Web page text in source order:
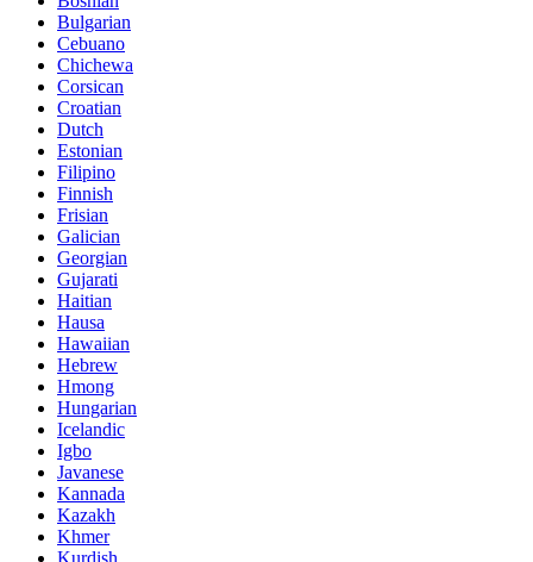
Bulgarian
Cebuano
Chichewa
Corsican
Croatian
Dutch
Estonian
Filipino
Finnish
Frisian
Galician
Georgian
Gujarati
Haitian
Hausa
Hawaiian
Hebrew
Hmong
Hungarian
Icelandic
Igbo
Javanese
Kannada
Kazakh
Khmer